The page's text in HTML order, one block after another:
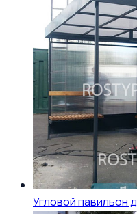
Угловой павильон